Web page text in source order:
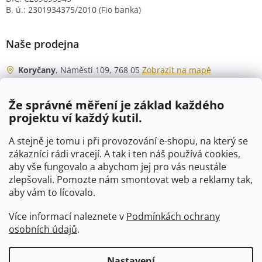
Že správné měření je základ každého
projektu ví každý kutil.
A stejně je tomu i při provozování e-shopu, na který se
zákazníci rádi vracejí. A tak i ten náš používá cookies,
aby vše fungovalo a abychom jej pro vás neustále
zlepšovali. Pomozte nám smontovat web a reklamy tak,
aby vám to lícovalo.
Více informací naleznete v Podmínkách ochrany
osobních údajů.
B. ú.: 2301934375/2010 (Fio banka)
Naše prodejna
Koryčany, Náměstí 109, 768 05 Zobrazit na mapě
Po - Čt
06:00 - 07:00
07:30 - 15:30
Pá
06:00 - 07:00
07:30 - 15:00
So
07:00 - 10:00
Ne
zavřeno